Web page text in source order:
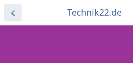
Technik22.de